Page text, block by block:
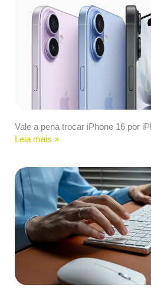
Vale a pena trocar iPhone 16 por
Leia mais »